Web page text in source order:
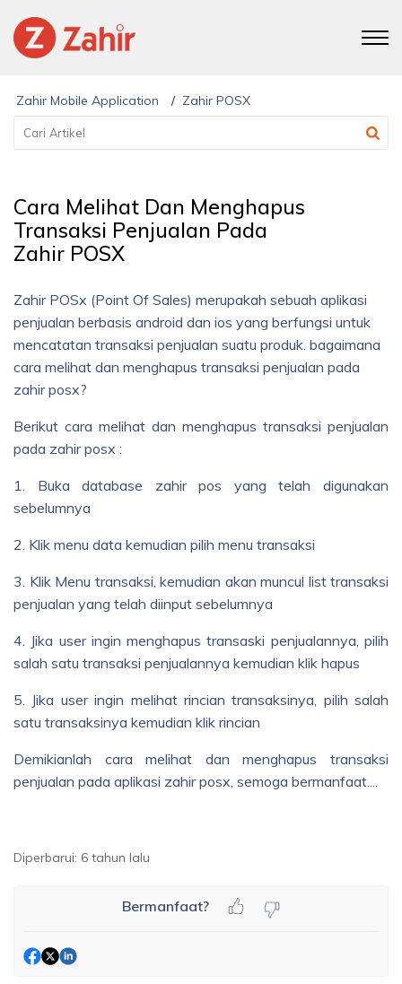
Zahir Mobile Application Zahir POSX
Cara Melihat Dan Menghapus
Transaksi Penjualan Pada
Zahir POSX
Zahir POSx (Point Of Sales) merupakah sebuah aplikasi
penjualan berbasis android dan ios yang berfungsi untuk
mencatatan transaksi penjualan suatu produk. bagaimana
cara melihat dan menghapus transaksi penjualan pada
zahir posx?
Berikut cara melihat dan menghapus transaksi penjualan
pada zahir posx :
1. Buka database zahir pos yang telah digunakan
sebelumnya
2. Klik menu data kemudian pilih menu transaksi
3. Klik Menu transaksi, kemudian akan muncul list transaksi
penjualan yang telah diinput sebelumnya
4. Jika user ingin menghapus transaski penjualannya, pilih
salah satu transaksi penjualannya kemudian klik hapus
5. Jika user ingin melihat rincian transaksinya, pilih salah
satu transaksinya kemudian klik rincian
Demikianlah cara melihat dan menghapus transaksi
penjualan pada aplikasi zahir posx, semoga bermanfaat....
Diperbarui: 6 tahun lalu
Bermanfaat?